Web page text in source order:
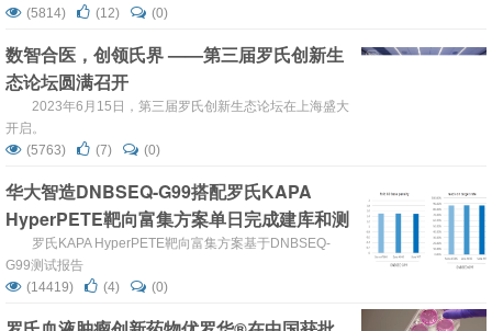
(5814)
(12) (0)
数智合医，创领氏界 ——第三届罗氏创新生
态论坛圆满召开
2023年6月15日，第三届罗氏创新生态论坛在上海盛大
开启。
(5763)
(7) (0)
华大智造DNBSEQ-G99搭配罗氏KAPA
HyperPETE靶向富集方案单日完成建库和测
序工作
罗氏KAPA HyperPETE靶向富集方案基于DNBSEQ-
G99测试报告
(14419)
(4) (0)